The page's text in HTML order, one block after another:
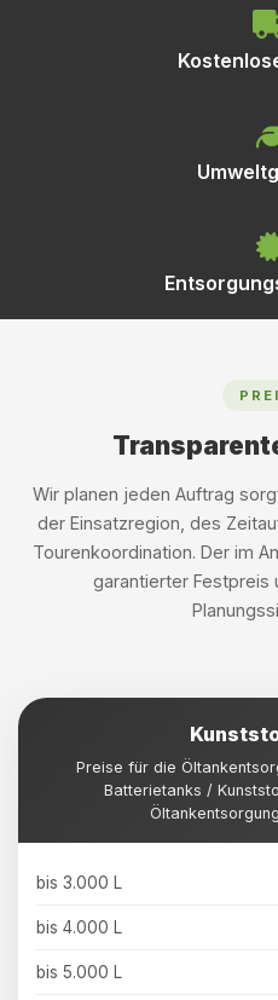
Wir planen jeden Auftrag
der Einsatzregion, des
Tourenkoordination. Der im
garantierter Festpreis
Preise für die
Batterietanks /
bis 3.000 L
bis 4.000 L
bis 5.000 L